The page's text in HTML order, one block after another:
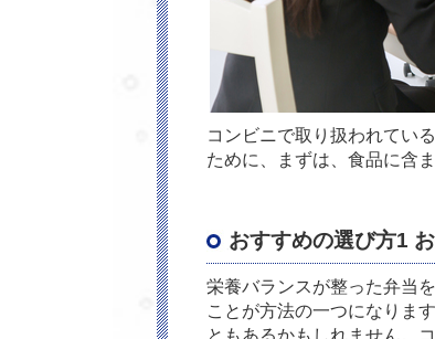
コンビニで取り扱われてい
ために、まずは、食品に含
おすすめの選び方1
栄養バランスが整った弁当
ことが方法の一つになりま
ともあるかもしれません。